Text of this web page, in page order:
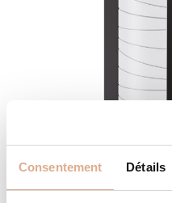
Consentement Détails
ATLANTIS ED-